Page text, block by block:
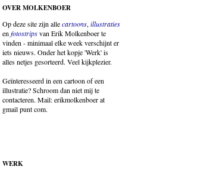
OVER MOLKENBOER
Op deze site zijn allecartoons, illustraties
en fotostripsvan Erik Molkenboer te
vinden - minimaal elke week verschijnt er
iets nieuws. Onder het kopje 'Werk' is
alles netjes gesorteerd. Veel kijkplezier.
Geïnteresseerd in een cartoon of een
illustratie? Schroom dan niet mij te
contacteren. Mail: erikmolkenboer at
gmail punt com.
WERK